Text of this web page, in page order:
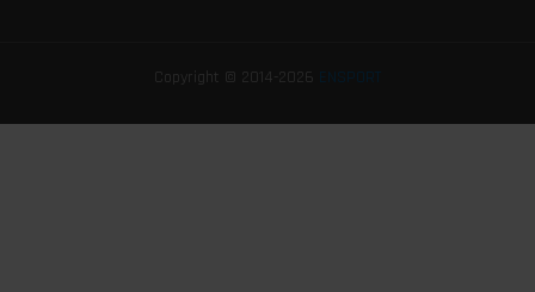
Copyright © 2014-2026 ENSPORT